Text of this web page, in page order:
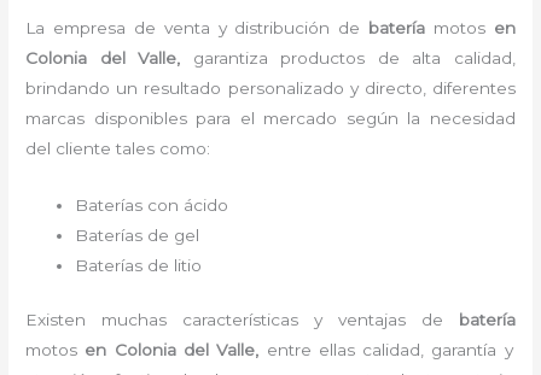
La empresa de venta y distribución de batería motos en
Colonia del Valle, garantiza productos de alta calidad,
brindando un resultado personalizado y directo, diferentes
marcas disponibles para el mercado según la necesidad
del cliente tales como:
Baterías con ácido
Baterías de gel
Baterías de litio
Existen muchas características y ventajas de batería
motos en Colonia del Valle, entre ellas calidad, garantía y